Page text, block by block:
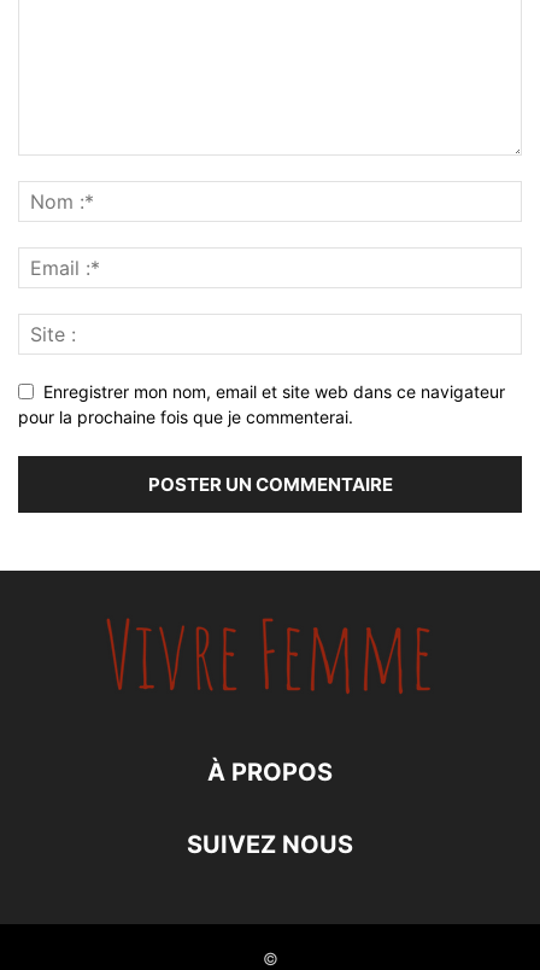
Enregistrer mon nom, email et site web dans ce navigateur
pour la prochaine fois que je commenterai.
À PROPOS
SUIVEZ NOUS
©